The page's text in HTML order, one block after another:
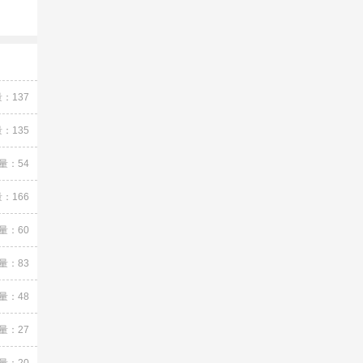
：137
：135
：54
：166
：60
：83
：48
：27